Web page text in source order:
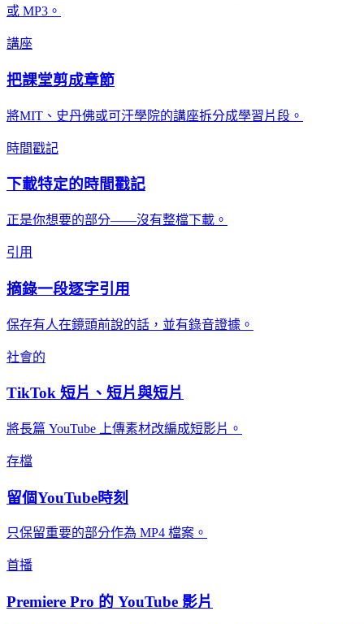
或 MP3。
講座
把課堂剪成章節
將MIT、史丹佛或可汗學院的講座拆分成學習片段。
時間戳記
下載特定的時間戳記
正是你想要的部分——沒有整檔下載。
引用
摘錄一段逐字引用
保存有人在鏡頭前說的話，並有錄音證據。
社會的
TikTok 短片、短片與短片
將長篇 YouTube 上傳素材改編成短影片。
存檔
留個YouTube時刻
只保留重要的部分作為 MP4 檔案。
首播
Premiere Pro 的 YouTube 影片